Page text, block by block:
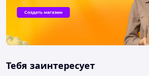
Тебя заинтересует